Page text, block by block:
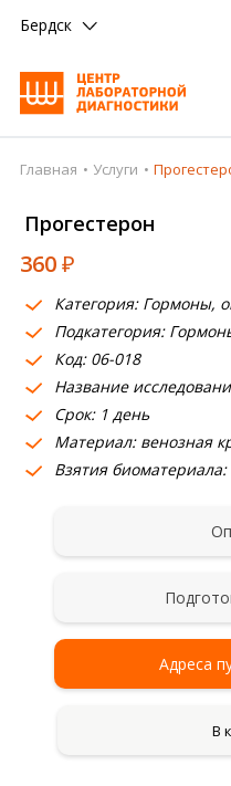
Бердск
Главная
Анализы
Врачи
Получить результат
Пациентам
О компании
Где сдать
Главная Услуги
Прогестерон
360₽
Категория: Гормоны,
Подкатегория:
Код: 06-018
Название
Срок: 1 день
Материал: венозная
Взятия биоматериала:
Адреса
В